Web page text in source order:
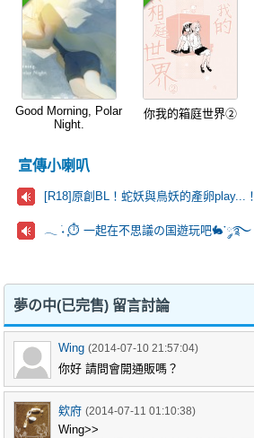
Good Morning, Polar
Night.
你我的箱庭世界②
宣傳小喇叭
[R18]原創BL！蛇妖與鳥妖的產卵play...！
𓂃 ࣪˖ ִֶָ⏱️ 一起在不思議の国遊玩吧🐇་༘࿐
夢の中(已完售) 留言討論
Wing (2014-07-10 21:57:04)
你好 請問會開通販嗎？
欸府 (2014-07-11 01:10:38)
Wing>>